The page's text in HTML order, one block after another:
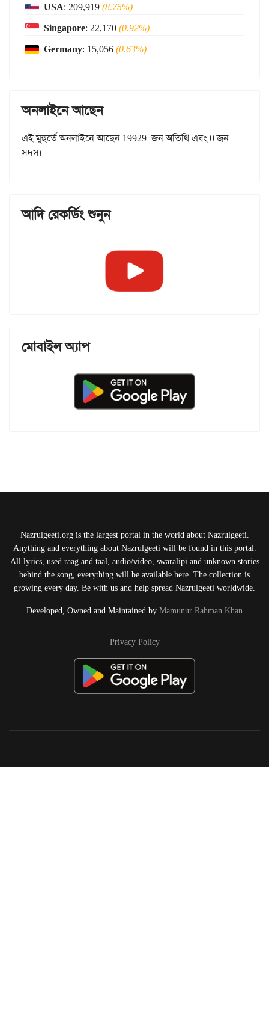
USA: 209,919(8.75%)
Singapore: 22,170(0.92%)
Germany: 15,056(0.63%)
অনলাইনে আছেন
এই মুহুর্তে অনলাইনে আছেন 19929 জন অতিথি এবং 0 জন
সদস্য
আদি রেকর্ডিং শুনুন
মোবাইল অ্যাপ
Nazrulgeeti.org is the largest portal in the world about Nazrulgeeti.
Anything and everything about Nazrulgeeti will be found in this portal.
All lyrics, used raag and taal, audio/video, swaralipi and unknown stories
behind the song, everything will be available here. The collection is
growing every day. Be with us and help spread Nazrulgeeti worldwide.
Developed, Owned and Maintained by Mamunur Rahman Khan
Privacy Policy